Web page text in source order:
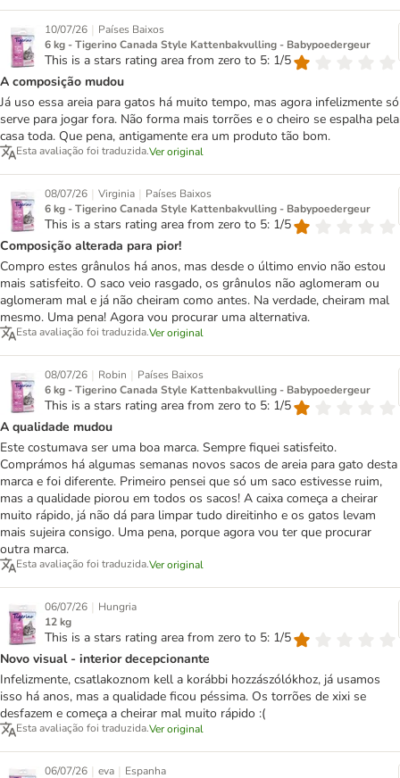
10/07/26 | Países Baixos
6 kg - Tigerino Canada Style Kattenbakvulling - Babypoedergeur
This is a stars rating area from zero to 5: 1/5
A composição mudou
Já uso essa areia para gatos há muito tempo, mas agora infelizmente só
serve para jogar fora. Não forma mais torrões e o cheiro se espalha pela
casa toda. Que pena, antigamente era um produto tão bom.
Esta avaliação foi traduzida.Ver original
08/07/26 | Virginia | Países Baixos
6 kg - Tigerino Canada Style Kattenbakvulling - Babypoedergeur
This is a stars rating area from zero to 5: 1/5
Composição alterada para pior!
Compro estes grânulos há anos, mas desde o último envio não estou
mais satisfeito. O saco veio rasgado, os grânulos não aglomeram ou
aglomeram mal e já não cheiram como antes. Na verdade, cheiram mal
mesmo. Uma pena! Agora vou procurar uma alternativa.
Esta avaliação foi traduzida.Ver original
08/07/26 | Robin | Países Baixos
6 kg - Tigerino Canada Style Kattenbakvulling - Babypoedergeur
This is a stars rating area from zero to 5: 1/5
A qualidade mudou
Este costumava ser uma boa marca. Sempre fiquei satisfeito.
Comprámos há algumas semanas novos sacos de areia para gato desta
marca e foi diferente. Primeiro pensei que só um saco estivesse ruim,
mas a qualidade piorou em todos os sacos! A caixa começa a cheirar
muito rápido, já não dá para limpar tudo direitinho e os gatos levam
mais sujeira consigo. Uma pena, porque agora vou ter que procurar
outra marca.
Esta avaliação foi traduzida.Ver original
06/07/26 | Hungria
12 kg
This is a stars rating area from zero to 5: 1/5
Novo visual - interior decepcionante
Infelizmente, csatlakoznom kell a korábbi hozzászólókhoz, já usamos
isso há anos, mas a qualidade ficou péssima. Os torrões de xixi se
desfazem e começa a cheirar mal muito rápido :(
Esta avaliação foi traduzida.Ver original
06/07/26 | eva | Espanha